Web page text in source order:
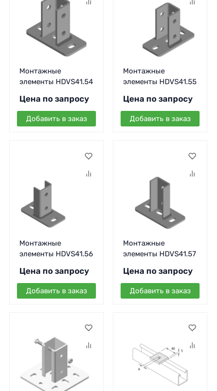
Монтажные
элементы HDVS41.54
Цена по запросу
Добавить в заказ
Монтажные
элементы HDVS41.55
Цена по запросу
Добавить в заказ
Монтажные
элементы HDVS41.56
Цена по запросу
Добавить в заказ
Монтажные
элементы HDVS41.57
Цена по запросу
Добавить в заказ